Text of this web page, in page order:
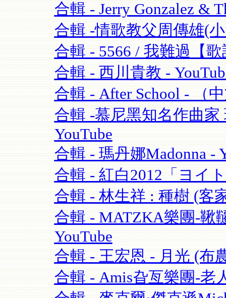
合輯 - Jerry Gonzalez &
合輯 -情歌教父周傳雄(
合輯 - 5566 / 我難過【
合輯 - 西川貴教 -
合輯 - After School - （
合輯 -慕尼黑知名作曲家
YouTube
合輯 - 瑪丹娜Madonna -
合輯 - 紅白2012「ヨイ
合輯 - 林生祥 : 種樹 (客
合輯 - MATZKA樂團-鞦
YouTube
合輯 - 王宏恩 - 月光 (布
合輯 - Amis旮亙樂團-老